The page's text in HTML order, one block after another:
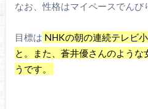
なお、性格はマイペースでんび
目標は NHKの朝の連続テレビ
と。また、蒼井優さんのような
うです。